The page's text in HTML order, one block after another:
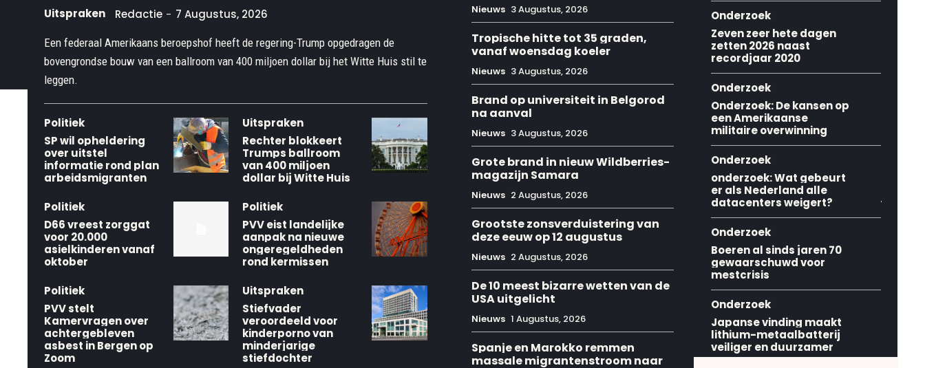
Uitspraken Redactie - 7 Augustus, 2026
Een federaal Amerikaans beroepshof heeft de regering-Trump opgedragen de
bovengrondse bouw van een ballroom van 400 miljoen dollar bij het Witte Huis stil te
leggen.
Politiek
SP wil opheldering
over uitstel
informatie rond plan
arbeidsmigranten
Uitspraken
Rechter blokkeert
Trumps ballroom
van 400 miljoen
dollar bij Witte Huis
Politiek
D66 vreest zorggat
voor 20.000
asielkinderen vanaf
oktober
Politiek
PVV eist landelijke
aanpak na nieuwe
ongeregeldheden
rond kermissen
Politiek
PVV stelt
Kamervragen over
achtergebleven
asbest in Bergen op
Zoom
Uitspraken
Stiefvader
veroordeeld voor
kinderporno van
minderjarige
stiefdochter
Nieuws 3 Augustus, 2026
Tropische hitte tot 35 graden,
vanaf woensdag koeler
Nieuws 3 Augustus, 2026
Brand op universiteit in Belgorod
na aanval
Nieuws 3 Augustus, 2026
Grote brand in nieuw Wildberries-
magazijn Samara
Nieuws 2 Augustus, 2026
Grootste zonsverduistering van
deze eeuw op 12 augustus
Nieuws 2 Augustus, 2026
De 10 meest bizarre wetten van de
USA uitgelicht
Nieuws 1 Augustus, 2026
Spanje en Marokko remmen
massale migrantenstroom naar
Onderzoek
Zeven zeer hete dagen
zetten 2026 naast
recordjaar 2020
Onderzoek
Onderzoek: De kansen op
een Amerikaanse
militaire overwinning
Onderzoek
onderzoek: Wat gebeurt
er als Nederland alle
datacenters weigert?
Onderzoek
Boeren al sinds jaren 70
gewaarschuwd voor
mestcrisis
Onderzoek
Japanse vinding maakt
lithium-metaalbatterij
veiliger en duurzamer